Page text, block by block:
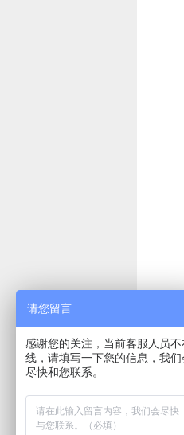
请您留言
感谢您的关注，当前客服人员不
线，请填写一下您的信息，我们
尽快和您联系。